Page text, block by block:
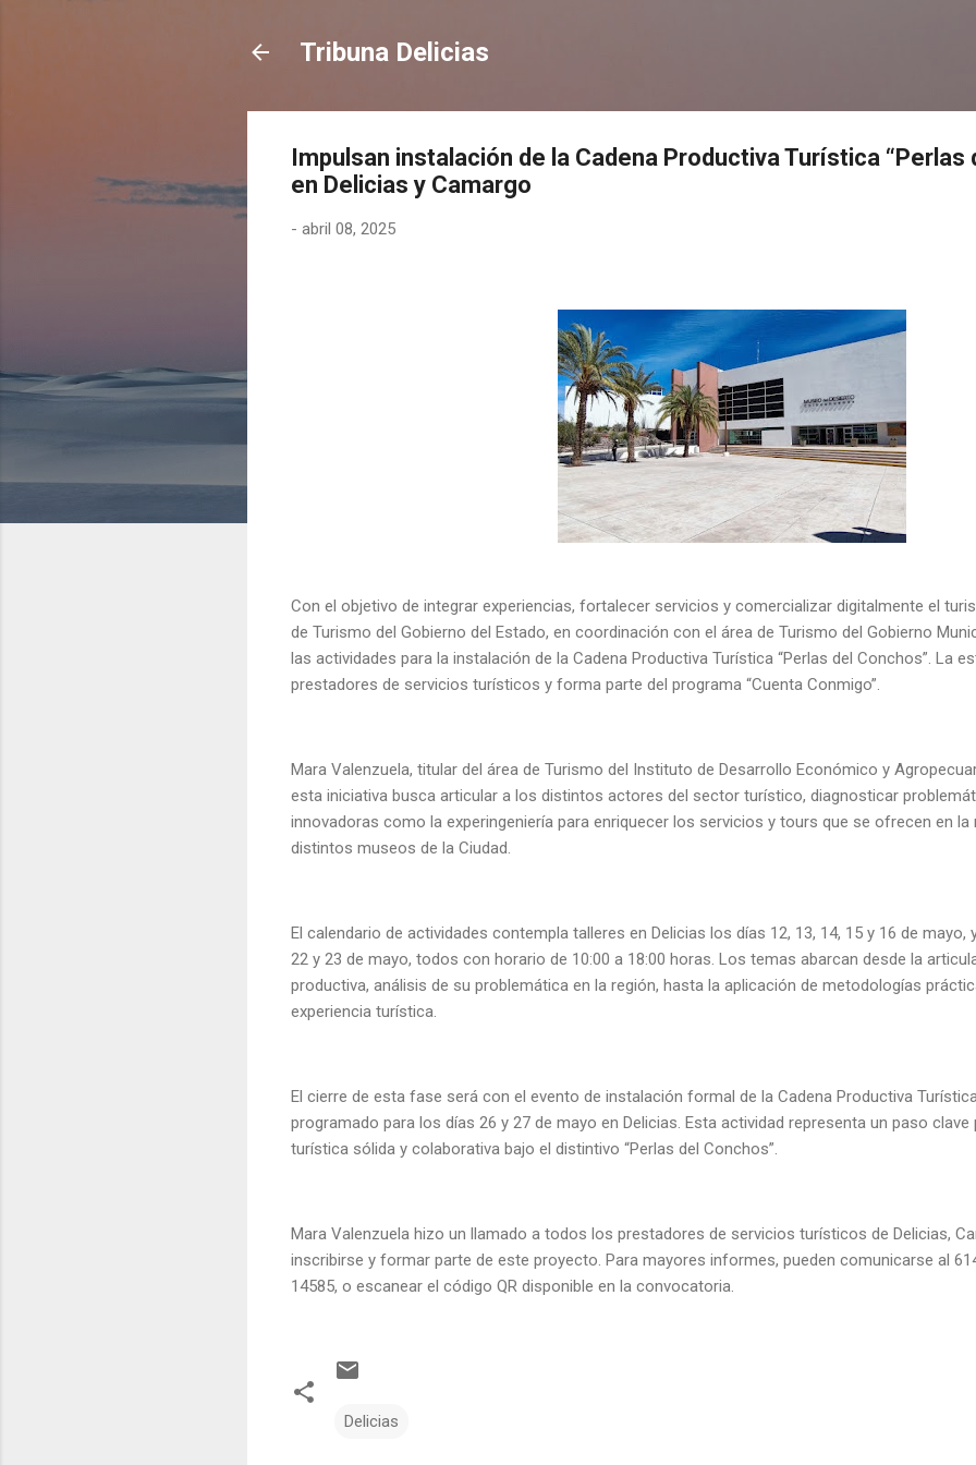
Tribuna Delicias
Impulsan instalación de la Cadena Productiva Turística “Perlas
en Delicias y Camargo
- abril 08, 2025
Con el objetivo de integrar experiencias, fortalecer servicios y comercializar digitalmente el
de Turismo del Gobierno del Estado, en coordinación con el área de Turismo del Gobierno
las actividades para la instalación de la Cadena Productiva Turística “Perlas del Conchos”. La
prestadores de servicios turísticos y forma parte del programa “Cuenta Conmigo”.
Mara Valenzuela, titular del área de Turismo del Instituto de Desarrollo Económico y
esta iniciativa busca articular a los distintos actores del sector turístico, diagnosticar
innovadoras como la experingeniería para enriquecer los servicios y tours que se ofrecen en
distintos museos de la Ciudad.
El calendario de actividades contempla talleres en Delicias los días 12, 13, 14, 15 y 16 de mayo,
22 y 23 de mayo, todos con horario de 10:00 a 18:00 horas. Los temas abarcan desde la
productiva, análisis de su problemática en la región, hasta la aplicación de metodologías
experiencia turística.
El cierre de esta fase será con el evento de instalación formal de la Cadena Productiva
programado para los días 26 y 27 de mayo en Delicias. Esta actividad representa un paso
turística sólida y colaborativa bajo el distintivo “Perlas del Conchos”.
Mara Valenzuela hizo un llamado a todos los prestadores de servicios turísticos de Delicias,
inscribirse y formar parte de este proyecto. Para mayores informes, pueden comunicarse al
14585, o escanear el código QR disponible en la convocatoria.
Delicias